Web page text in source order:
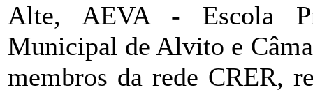
Alte, AEVA - Escola
Municipal de Alvito e
membros da rede CRER,